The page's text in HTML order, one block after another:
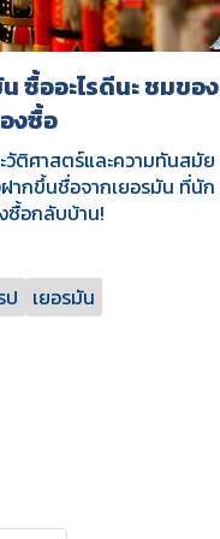
ซื้ออะไรดีนะ ชมของ
งซื้อ
ติศาสตร์และความทันสมัย
ากขึ้นชื่อจากเยอรมัน ที่นัก
ซื้อกลับบ้าน!
ป เยอรมัน